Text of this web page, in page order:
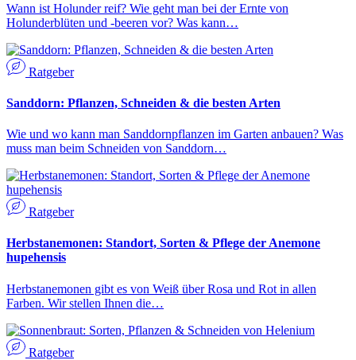
Wann ist Holunder reif? Wie geht man bei der Ernte von
Holunderblüten und -beeren vor? Was kann…
Ratgeber
Sanddorn: Pflanzen, Schneiden & die besten Arten
Wie und wo kann man Sanddornpflanzen im Garten anbauen? Was
muss man beim Schneiden von Sanddorn…
Ratgeber
Herbstanemonen: Standort, Sorten & Pflege der Anemone
hupehensis
Herbstanemonen gibt es von Weiß über Rosa und Rot in allen
Farben. Wir stellen Ihnen die…
Ratgeber